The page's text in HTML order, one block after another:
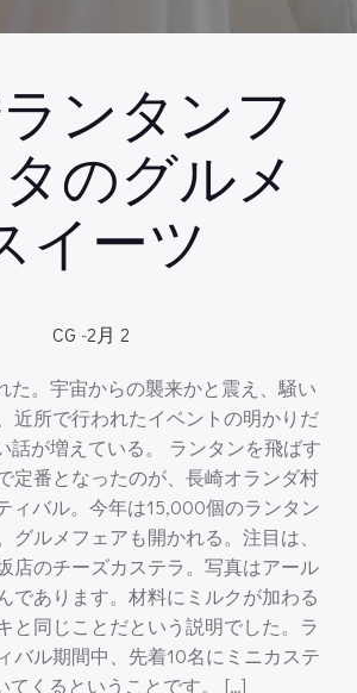
ンタンフ
のグルメ
イーツ
CG -2月 2
た。宇宙からの襲来かと震え、騒い
近所で行われたイベントの明かりだ
話が増えている。 ランタンを飛ばす
定番となったのが、長崎オランダ村
ィバル。今年は15,000個のランタン
グルメフェアも開かれる。注目は、
店のチーズカステラ。写真はアール
であります。材料にミルクが加わる
と同じことだという説明でした。ラ
バル期間中、先着10名にミニカステ
てくるということです。 […]